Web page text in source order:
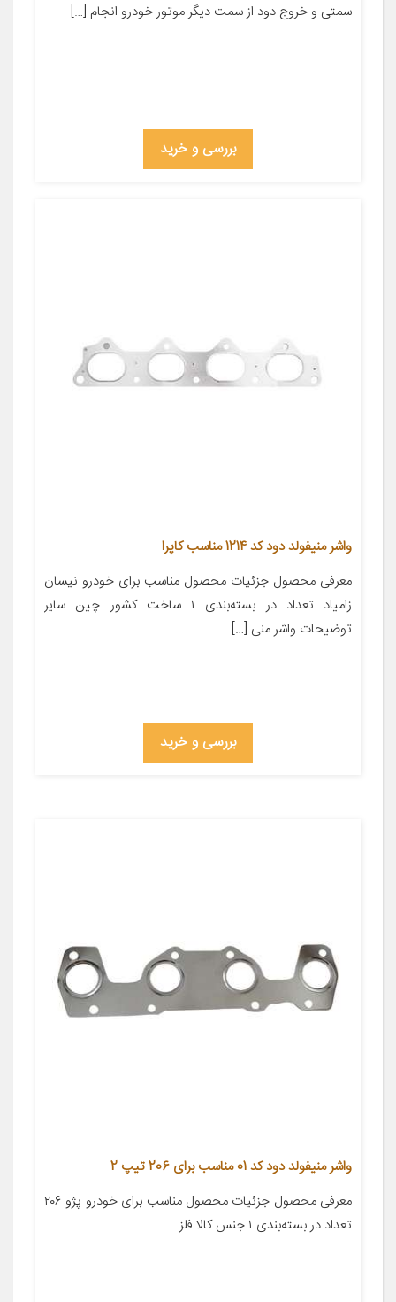
سمتی و خروج دود از سمت دیگر موتور خودرو انجام […]
بررسی و خرید
واشر منیفولد دود کد 1214 مناسب کاپرا
معرفی محصول جزئیات محصول مناسب برای خودرو نیسان
زامیاد تعداد در بسته‌بندی ۱ ساخت کشور چین سایر
توضیحات واشر منی […]
بررسی و خرید
واشر منیفولد دود کد 01 مناسب برای 206 تیپ 2
معرفی محصول جزئیات محصول مناسب برای خودرو پژو ۲۰۶
تعداد در بسته‌بندی ۱ جنس کالا فلز